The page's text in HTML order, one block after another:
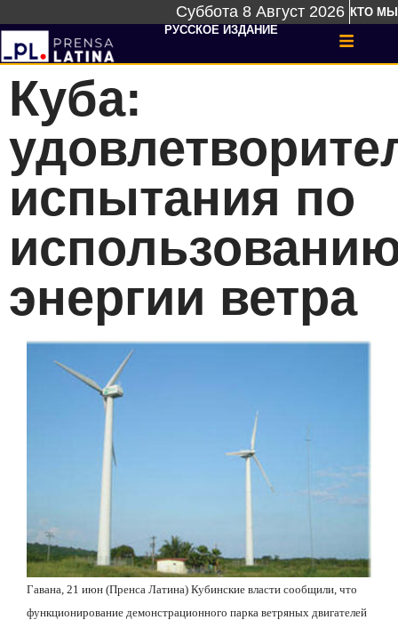
Суббота 8 Август 2026 КТО МЫ
РУССКОЕ ИЗДАНИЕ
Куба:
испытания по
энергии ветра
Гавана, 21 июн (Пренса Латина) Кубинские власти сообщили, что
функционирование демонстрационного парка ветряных двигателей